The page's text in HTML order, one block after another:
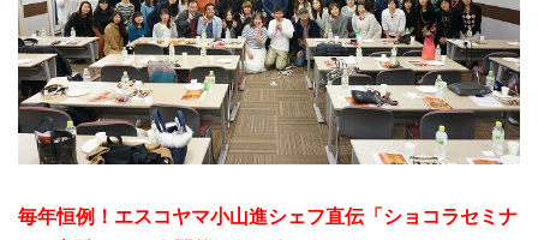
毎年恒例！エスコヤマ小山進シェフ直伝「ショコラセミナ